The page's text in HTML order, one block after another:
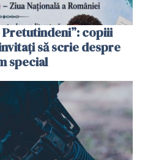
copiii
să scrie despre
special